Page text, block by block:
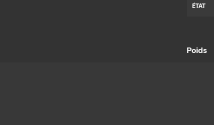
ÉTAT
Poids